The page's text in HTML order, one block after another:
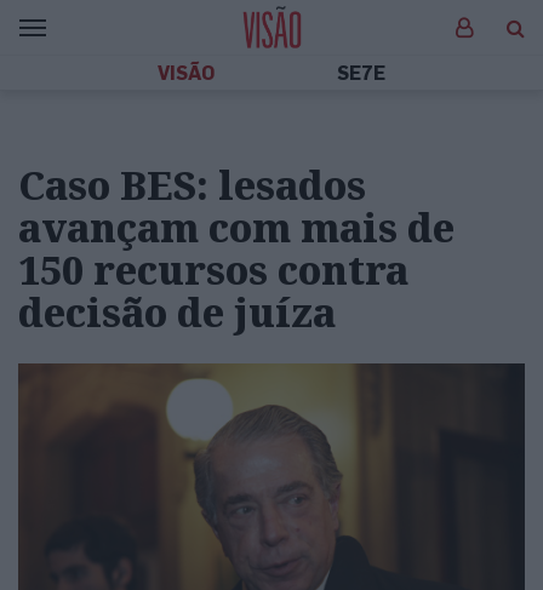
VISÃO SE7E
Caso BES: lesados
avançam com mais de
150 recursos contra
decisão de juíza